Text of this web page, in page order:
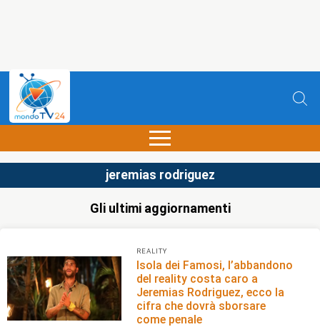
jeremias rodriguez
Gli ultimi aggiornamenti
REALITY
Isola dei Famosi, l’abbandono
del reality costa caro a
Jeremias Rodriguez, ecco la
cifra che dovrà sborsare
come penale